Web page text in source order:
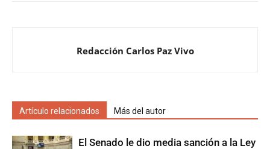
Redacción Carlos Paz Vivo
Artículo relacionados Más del autor
El Senado le dio media sanción a la Ley